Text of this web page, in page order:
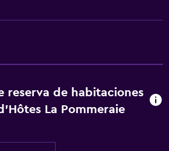
reserva de habitaciones
La Pommeraie